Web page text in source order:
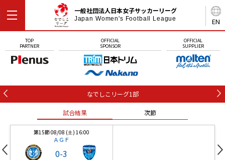
EN
一般社団法人日本女子サッカーリーグ
Japan Women's Football League
TOP
PARTNER
OFFICIAL
SPONSOR
OFFICIAL
SUPPLIER
なでしこリーグ1部
試合結果 次節
第15節 08/08 (土) 16:00
ＡＧＦ
0-3